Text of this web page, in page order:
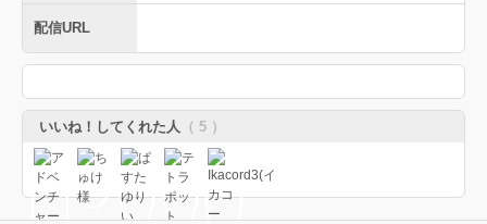
配信URL
いいね！してくれた人 （ 5 ）